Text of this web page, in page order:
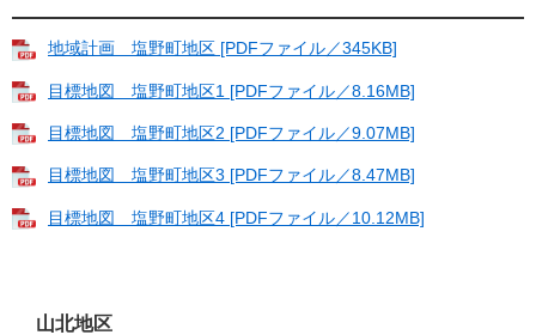
地域計画 塩野町地区 [PDFファイル／345KB]
目標地図 塩野町地区1 [PDFファイル／8.16MB]
目標地図 塩野町地区2 [PDFファイル／9.07MB]
目標地図 塩野町地区3 [PDFファイル／8.47MB]
目標地図 塩野町地区4 [PDFファイル／10.12MB]
山北地区